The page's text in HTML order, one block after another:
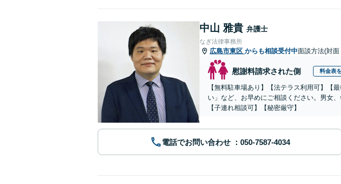
中山 雅貴 弁護士
なぎ法律事務所
広島市東区 からも相談受付中面談方法(対
慰謝料請求された側 料金表
【無料駐車場あり】【法テラス利用可】【
い」など、お早めにご相談ください。男女
【子連れ相談可】【秘密厳守】
電話でお問い合わせ